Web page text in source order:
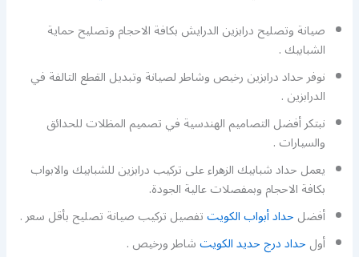
صيانة وتصليح درابزين الدرايش بكافة الاحجام وتصليح حماية
الشبابيك .
نوفر حداد درابزين رخيص وشاطر لصيانة وتبديل القطع التالفة في
الدرابزين .
نبتكر أفضل التصاميم الهندسية في تصميم المظلات للحدائق
والسيارات .
يعمل حداد شبابيك الزهراء على تركيب درابزين للشبابيك والابواب
بكافة الاحجام وبمفصلات عالية الجودة.
أفضلحداد أبواب الكويتتفصيل تركيب صيانة تصليح بأقل سعر .
أولحداد درج حديد الكويتشاطر ورخيص .